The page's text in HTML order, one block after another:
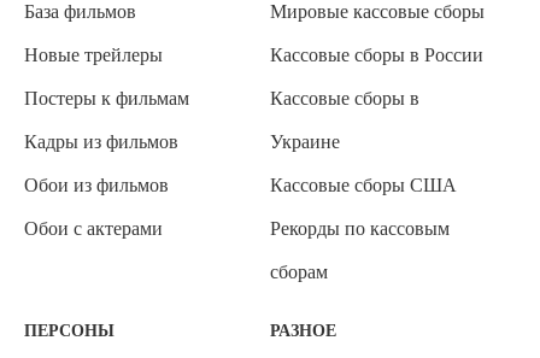
База фильмов
Новые трейлеры
Постеры к фильмам
Кадры из фильмов
Обои из фильмов
Обои с актерами
Мировые кассовые сборы
Кассовые сборы в России
Кассовые сборы в
Украине
Кассовые сборы США
Рекорды по кассовым
сборам
ПЕРСОНЫ РАЗНОЕ